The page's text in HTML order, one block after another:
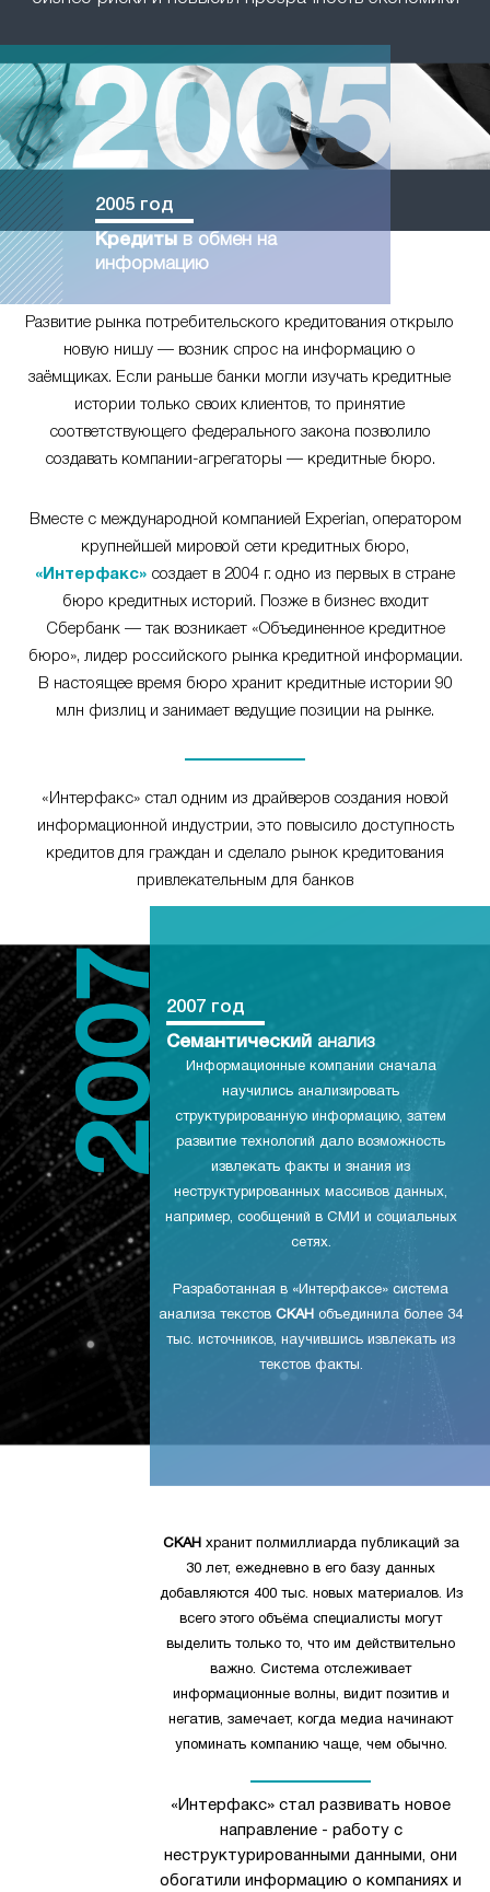
2005 год
Кредиты в обмен на
информацию
Развитие рынка потребительского кредитования открыло
новую нишу — возник спрос на информацию о
заёмщиках. Если раньше банки могли изучать кредитные
истории только своих клиентов, то принятие
соответствующего федерального закона позволило
создавать компании-агрегаторы — кредитные бюро.
Вместе с международной компанией Experian, оператором
крупнейшей мировой сети кредитных бюро,
«Интерфакс» создает в 2004 г. одно из первых в стране
бюро кредитных историй. Позже в бизнес входит
Сбербанк — так возникает «Объединенное кредитное
бюро», лидер российского рынка кредитной информации.
В настоящее время бюро хранит кредитные истории 90
млн физлиц и занимает ведущие позиции на рынке.
«Интерфакс» стал одним из драйверов создания новой
информационной индустрии, это повысило доступность
кредитов для граждан и сделало рынок кредитования
привлекательным для банков
2007 год
Семантический анализ
Информационные компании сначала
научились анализировать
структурированную информацию, затем
развитие технологий дало возможность
извлекать факты и знания из
неструктурированных массивов данных,
например, сообщений в СМИ и социальных
сетях.
Разработанная в «Интерфаксе» система
анализа текстов СКАН объединила более 34
тыс. источников, научившись извлекать из
текстов факты.
СКАН хранит полмиллиарда публикаций за
30 лет, ежедневно в его базу данных
добавляются 400 тыс. новых материалов. Из
всего этого объёма специалисты могут
выделить только то, что им действительно
важно. Система отслеживает
информационные волны, видит позитив и
негатив, замечает, когда медиа начинают
упоминать компанию чаще, чем обычно.
«Интерфакс» стал развивать новое
направление - работу с
неструктурированными данными, они
обогатили информацию о компаниях и